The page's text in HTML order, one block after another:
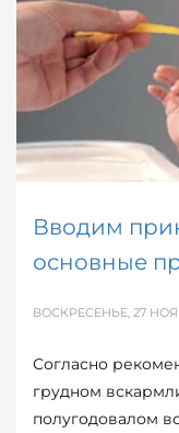
Вводим
основные
ВОСКРЕСЕНЬЕ, 27
Согласно
грудном
полугодовалом